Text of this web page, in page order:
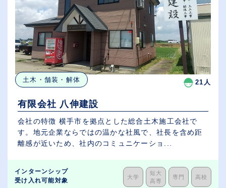
土木・舗装・解体 21人
有限会社 八伸建設
会社の特徴 横手市を拠点とした総合土木施工会社で
す。地元企業ならではの温かな社風で、社長を含め距
離感が近いため、社内のコミュニケーショ...
インターンシップ
受け入れ可能対象
大学
短大
高専
専門 高校